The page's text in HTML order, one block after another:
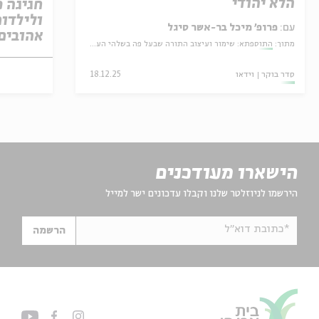
הלא יהודי
עם: פרופ' מיכל בר-אשר סיגל
מתוך: התוספתא: שימור ועיצוב התורה שבעל פה בשלהי העת העתיקה
סדר בוקר וידאו 18.12.25
חגיגה
הישארו מעודכנים
הירשמו לניוזלטר שלנו וקבלו עדכונים ישר למייל
*כתובת דוא"ל הרשמה